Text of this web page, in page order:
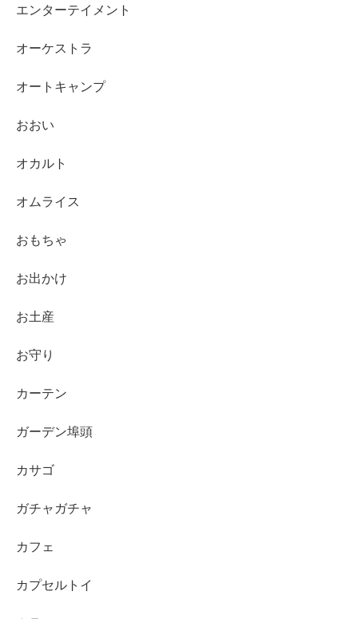
エンターテイメント
オーケストラ
オートキャンプ
おおい
オカルト
オムライス
おもちゃ
お出かけ
お土産
お守り
カーテン
ガーデン埠頭
カサゴ
ガチャガチャ
カフェ
カプセルトイ